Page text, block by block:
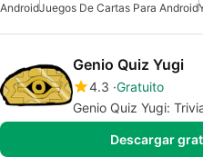
AndroidJuegos De Cartas Para Android
Genio Quiz Yugi
4.3 Gratuito
Genio Quiz Yugi:
Descargar